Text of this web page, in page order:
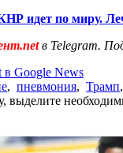
идет по миру.
в Telegram.
в Google News
, пневмония, Трамп,
выделите